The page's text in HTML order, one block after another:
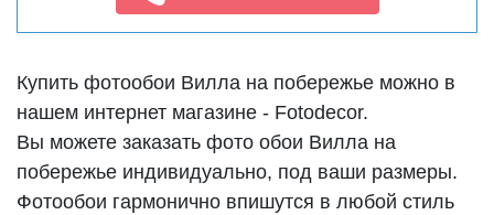
Купить фотообои Вилла на побережье можно в
нашем интернет магазине - Fotodecor.
Вы можете заказать фото обои Вилла на
побережье индивидуально, под ваши размеры.
Фотообои гармонично впишутся в любой стиль